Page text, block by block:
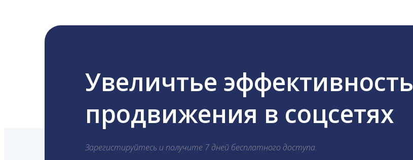
Увеличтье эффективность
продвижения в соцсетях
Зарегистируйтесь и получите 7 дней бесплатного доступа.